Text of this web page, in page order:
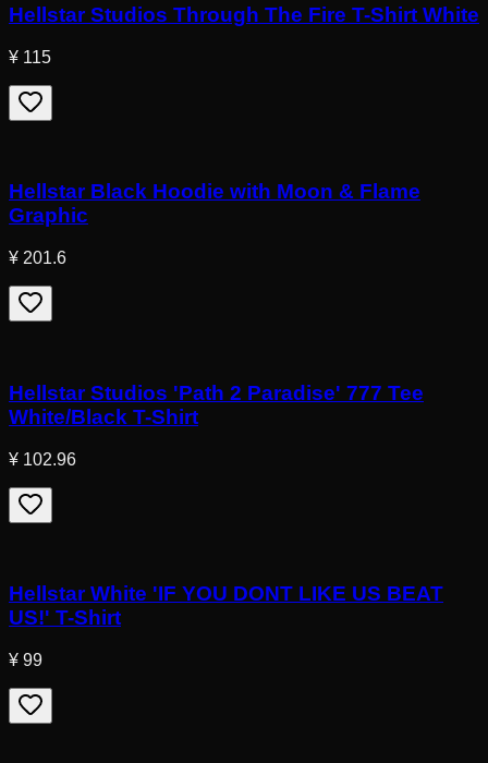
Hellstar Studios Through The Fire T-Shirt White
¥ 115
Hellstar Black Hoodie with Moon & Flame
Graphic
¥ 201.6
Hellstar Studios 'Path 2 Paradise' 777 Tee
White/Black T-Shirt
¥ 102.96
Hellstar White 'IF YOU DONT LIKE US BEAT
US!' T-Shirt
¥ 99